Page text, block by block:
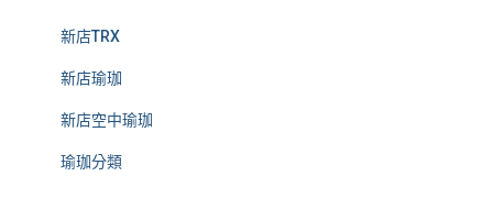
新店TRX
新店瑜珈
新店空中瑜珈
瑜珈分類